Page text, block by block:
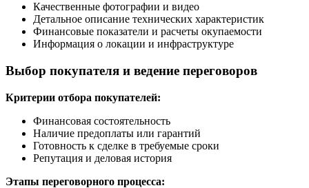
Качественные фотографии и видео
Детальное описание технических характеристик
Финансовые показатели и расчеты окупаемости
Информация о локации и инфраструктуре
Выбор покупателя и ведение переговоров
Критерии отбора покупателей:
Финансовая состоятельность
Наличие предоплаты или гарантий
Готовность к сделке в требуемые сроки
Репутация и деловая история
Этапы переговорного процесса: